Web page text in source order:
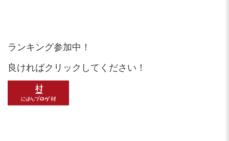
ランキング参加中！
良ければクリックしてください！